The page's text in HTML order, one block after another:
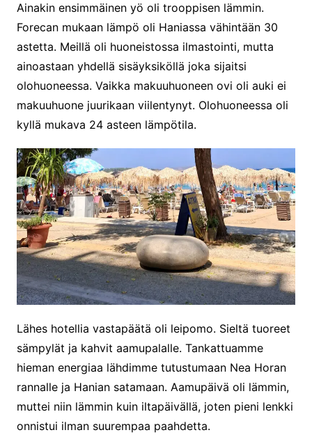
Ainakin ensimmäinen yö oli trooppisen lämmin.
Forecan mukaan lämpö oli Haniassa vähintään 30
astetta. Meillä oli huoneistossa ilmastointi, mutta
ainoastaan yhdellä sisäyksiköllä joka sijaitsi
olohuoneessa. Vaikka makuuhuoneen ovi oli auki ei
makuuhuone juurikaan viilentynyt. Olohuoneessa oli
kyllä mukava 24 asteen lämpötila.
Lähes hotellia vastapäätä oli leipomo. Sieltä tuoreet
sämpylät ja kahvit aamupalalle. Tankattuamme
hieman energiaa lähdimme tutustumaan Nea Horan
rannalle ja Hanian satamaan. Aamupäivä oli lämmin,
muttei niin lämmin kuin iltapäivällä, joten pieni lenkki
onnistui ilman suurempaa paahdetta.